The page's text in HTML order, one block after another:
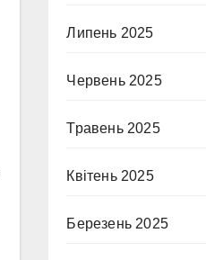
Липень 2025
Червень 2025
Травень 2025
Квітень 2025
Березень 2025